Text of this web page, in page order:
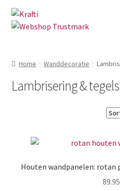
Ga
door
Ga
naar
Home Wanddecoratie
Lambrisering & tegels
Houten wandpanelen: rotan
89.95